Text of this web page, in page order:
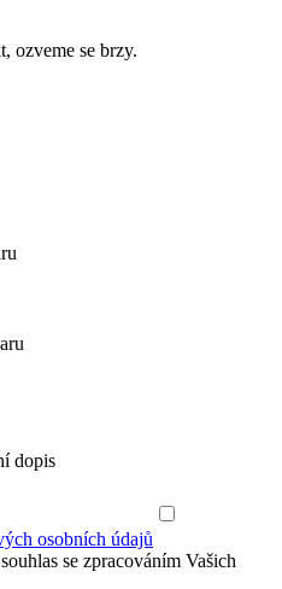
ozveme se brzy.
dopis
osobních údajů
se zpracováním Vašich